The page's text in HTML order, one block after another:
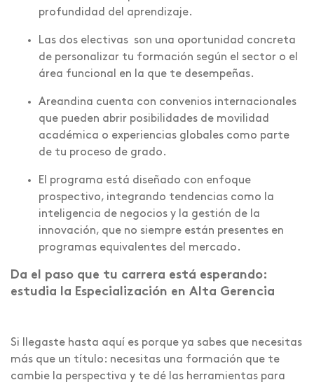
profundidad del aprendizaje.
Las dos electivas son una oportunidad concreta
de personalizar tu formación según el sector o el
área funcional en la que te desempeñas.
Areandina cuenta con convenios internacionales
que pueden abrir posibilidades de movilidad
académica o experiencias globales como parte
de tu proceso de grado.
El programa está diseñado con enfoque
prospectivo, integrando tendencias como la
inteligencia de negocios y la gestión de la
innovación, que no siempre están presentes en
programas equivalentes del mercado.
Da el paso que tu carrera está esperando:
estudia la Especialización en Alta Gerencia
Si llegaste hasta aquí es porque ya sabes que necesitas
más que un título: necesitas una formación que te
cambie la perspectiva y te dé las herramientas para